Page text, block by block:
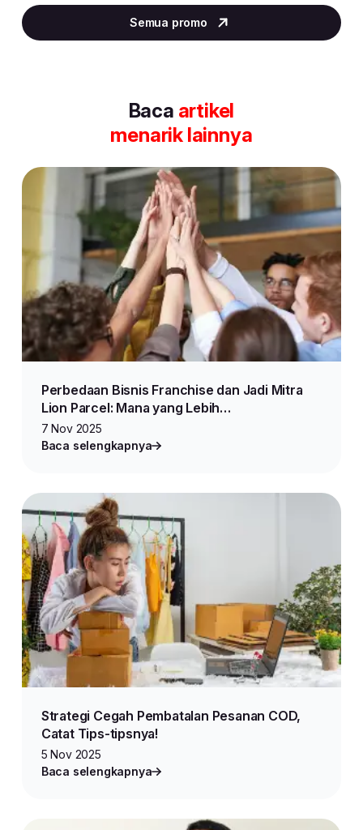
2
of
Semua promo
Baca artikel
menarik lainnya
Perbedaan Bisnis Franchise dan Jadi Mitra
Lion Parcel: Mana yang Lebih
Menguntungkan?
7 Nov 2025
Baca selengkapnya
Strategi Cegah Pembatalan Pesanan COD,
Catat Tips-tipsnya!
5 Nov 2025
Baca selengkapnya